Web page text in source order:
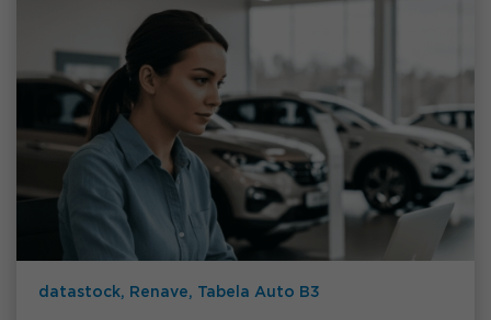
datastock, Renave, Tabela Auto B3